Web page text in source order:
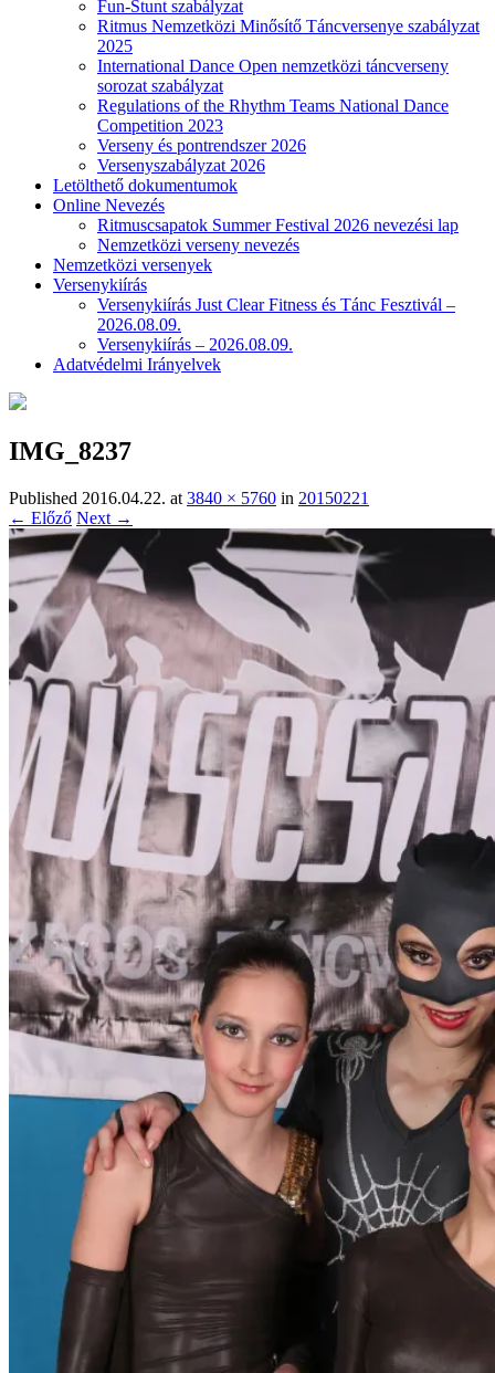
Fun-Stunt szabályzat
Ritmus Nemzetközi Minősítő Táncversenye szabályzat
2025
International Dance Open nemzetközi táncverseny
sorozat szabályzat
Regulations of the Rhythm Teams National Dance
Competition 2023
Verseny és pontrendszer 2026
Versenyszabályzat 2026
Letölthető dokumentumok
Online Nevezés
Ritmuscsapatok Summer Festival 2026 nevezési lap
Nemzetközi verseny nevezés
Nemzetközi versenyek
Versenykiírás
Versenykiírás Just Clear Fitness és Tánc Fesztivál –
2026.08.09.
Versenykiírás – 2026.08.09.
Adatvédelmi Irányelvek
IMG_8237
Published 2016.04.22. at 3840 × 5760 in 20150221
← Előző Next →